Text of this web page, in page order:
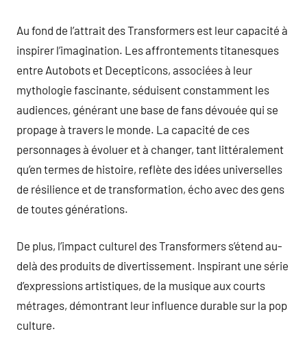
Au fond de l’attrait des Transformers est leur capacité à
inspirer l’imagination. Les affrontements titanesques
entre Autobots et Decepticons, associées à leur
mythologie fascinante, séduisent constamment les
audiences, générant une base de fans dévouée qui se
propage à travers le monde. La capacité de ces
personnages à évoluer et à changer, tant littéralement
qu’en termes de histoire, reflète des idées universelles
de résilience et de transformation, écho avec des gens
de toutes générations.
De plus, l’impact culturel des Transformers s’étend au-
delà des produits de divertissement. Inspirant une série
d’expressions artistiques, de la musique aux courts
métrages, démontrant leur influence durable sur la pop
culture.